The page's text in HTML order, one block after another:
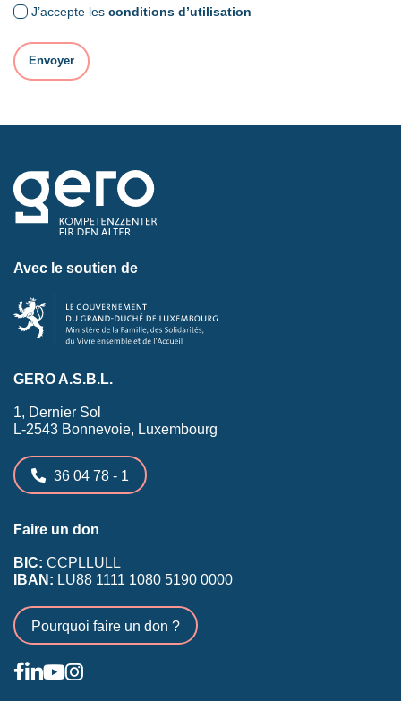
J’accepte les conditions d’utilisation
Avec le soutien de
GERO A.S.B.L.
1, Dernier Sol
L-2543 Bonnevoie, Luxembourg
36 04 78 - 1
Faire un don
BIC: CCPLLULL
IBAN: LU88 1111 1080 5190 0000
Pourquoi faire un don ?